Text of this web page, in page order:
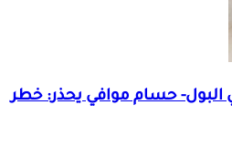
حسام موافي يحذر: خطر